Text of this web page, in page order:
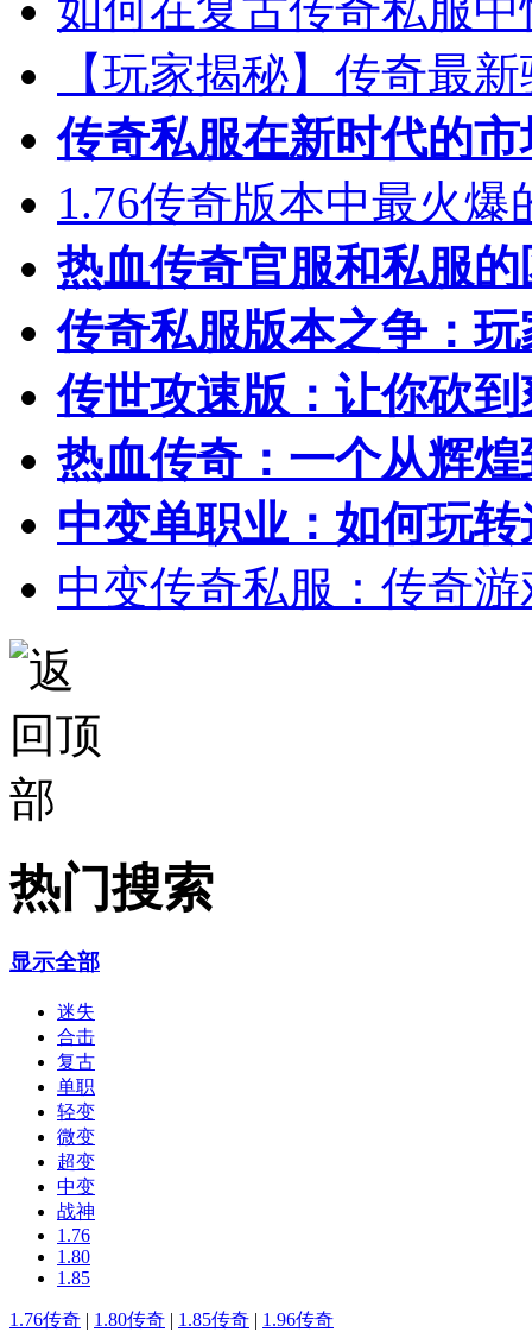
【玩家揭秘】传奇最
传奇私服在新时代的
1.76传奇版本中最火
热血传奇官服和私服
传奇私服版本之争：
传世攻速版：让你砍
热血传奇：一个从辉
中变单职业：如何玩
中变传奇私服：传奇
热门搜索
显示全部
迷失
合击
复古
单职
轻变
微变
超变
中变
战神
1.76
1.80
1.85
1.76传奇 | 1.80传奇 | 1.85传奇 | 1.96传奇